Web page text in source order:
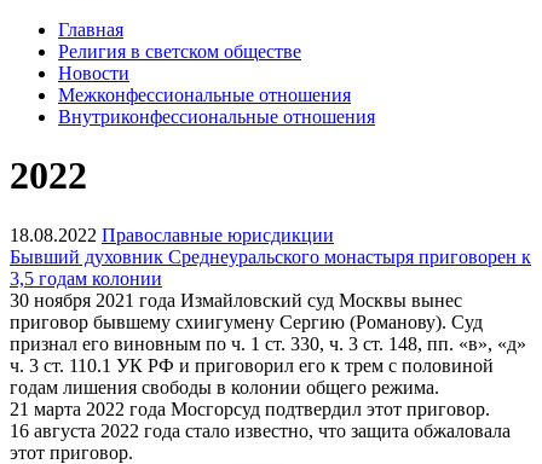
Главная
Религия в светском обществе
Новости
Межконфессиональные отношения
Внутриконфессиональные отношения
2022
18.08.2022 Православные юрисдикции
Бывший духовник Среднеуральского монастыря приговорен к
3,5 годам колонии
30 ноября 2021 года Измайловский суд Москвы вынес
приговор бывшему схиигумену Сергию (Романову). Суд
признал его виновным по ч. 1 ст. 330, ч. 3 ст. 148, пп. «в», «д»
ч. 3 ст. 110.1 УК РФ и приговорил его к трем с половиной
годам лишения свободы в колонии общего режима.
21 марта 2022 года Мосгорсуд подтвердил этот приговор.
16 августа 2022 года стало известно, что защита обжаловала
этот приговор.